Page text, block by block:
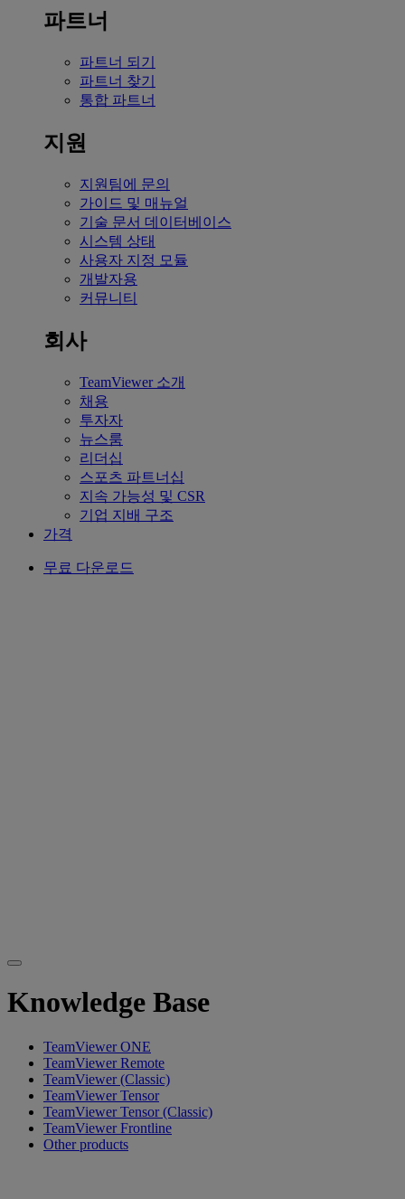
파트너
파트너 되기
파트너 찾기
통합 파트너
지원
지원팀에 문의
가이드 및 매뉴얼
기술 문서 데이터베이스
시스템 상태
사용자 지정 모듈
개발자용
커뮤니티
회사
TeamViewer 소개
채용
투자자
뉴스룸
리더십
스포츠 파트너십
지속 가능성 및 CSR
기업 지배 구조
가격
무료 다운로드
Knowledge Base
TeamViewer ONE
TeamViewer Remote
TeamViewer (Classic)
TeamViewer Tensor
TeamViewer Tensor (Classic)
TeamViewer Frontline
Other products